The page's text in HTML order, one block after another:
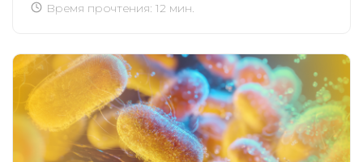
Время прочтения: 12 мин.